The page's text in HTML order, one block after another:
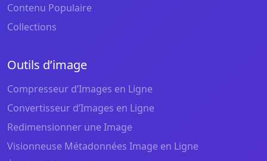
Contenu Populaire
Collections
Outils d’image
Compresseur d’Images en Ligne
Convertisseur d’Images en Ligne
Redimensionner une Image
Visionneuse Métadonnées Image en Ligne